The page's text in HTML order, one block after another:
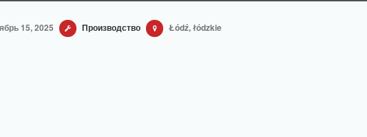
15, 2025 Производство Łódź, łódzkie